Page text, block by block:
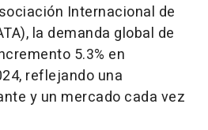
Internacional de
la demanda global de
5.3% en
reflejando una
y un mercado cada vez